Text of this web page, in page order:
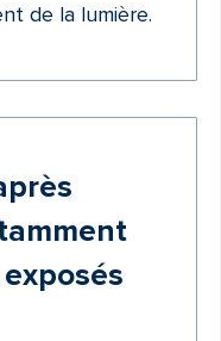
de la lumière.